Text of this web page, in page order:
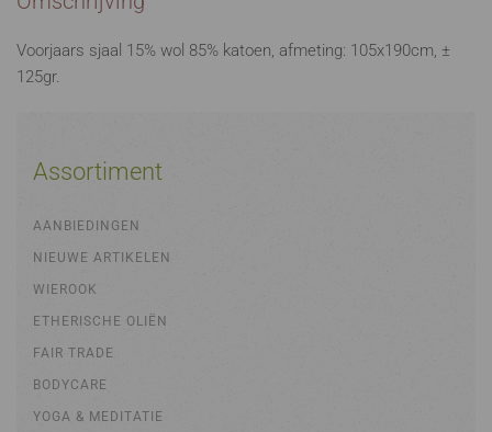
Voorjaars sjaal 15% wol 85% katoen, afmeting: 105x190cm, ±
125gr.
Assortiment
AANBIEDINGEN
NIEUWE ARTIKELEN
WIEROOK
ETHERISCHE OLIËN
FAIR TRADE
BODYCARE
YOGA & MEDITATIE